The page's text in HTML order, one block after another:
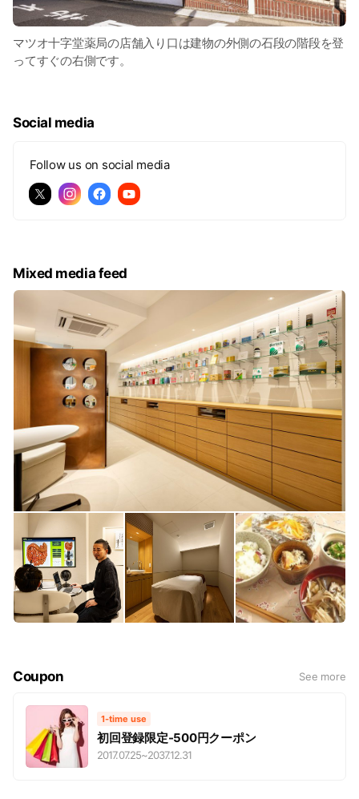
マツオ十字堂薬局の店舗入り口は建物の外側の石段の階段を登
ってすぐの右側です。
Social media
Follow us on social media
Mixed media feed
Coupon See more
1-time use
初回登録限定-500円クーポン
2017.07.25~2037.12.31